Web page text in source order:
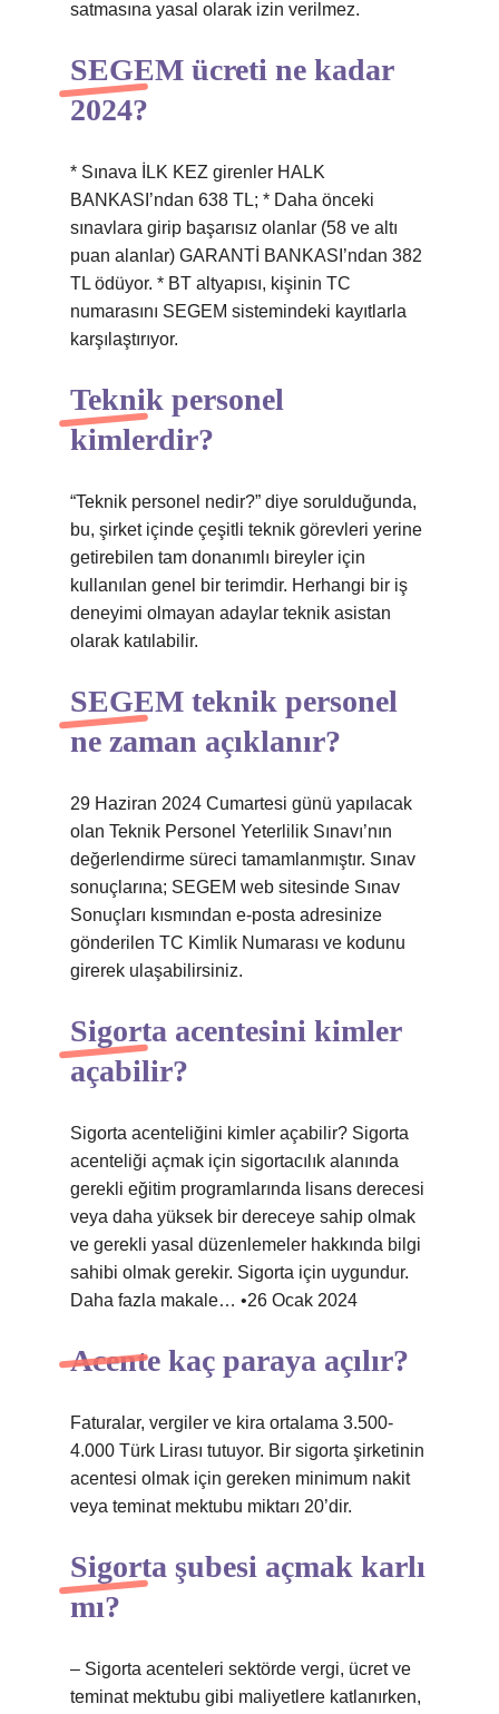
satmasına yasal olarak izin verilmez.
SEGEM ücreti ne kadar
2024?
* Sınava İLK KEZ girenler HALK
BANKASI’ndan 638 TL; * Daha önceki
sınavlara girip başarısız olanlar (58 ve altı
puan alanlar) GARANTİ BANKASI’ndan 382
TL ödüyor. * BT altyapısı, kişinin TC
numarasını SEGEM sistemindeki kayıtlarla
karşılaştırıyor.
Teknik personel
kimlerdir?
“Teknik personel nedir?” diye sorulduğunda,
bu, şirket içinde çeşitli teknik görevleri yerine
getirebilen tam donanımlı bireyler için
kullanılan genel bir terimdir. Herhangi bir iş
deneyimi olmayan adaylar teknik asistan
olarak katılabilir.
SEGEM teknik personel
ne zaman açıklanır?
29 Haziran 2024 Cumartesi günü yapılacak
olan Teknik Personel Yeterlilik Sınavı’nın
değerlendirme süreci tamamlanmıştır. Sınav
sonuçlarına; SEGEM web sitesinde Sınav
Sonuçları kısmından e-posta adresinize
gönderilen TC Kimlik Numarası ve kodunu
girerek ulaşabilirsiniz.
Sigorta acentesini kimler
açabilir?
Sigorta acenteliğini kimler açabilir? Sigorta
acenteliği açmak için sigortacılık alanında
gerekli eğitim programlarında lisans derecesi
veya daha yüksek bir dereceye sahip olmak
ve gerekli yasal düzenlemeler hakkında bilgi
sahibi olmak gerekir. Sigorta için uygundur.
Daha fazla makale… •26 Ocak 2024
Acente kaç paraya açılır?
Faturalar, vergiler ve kira ortalama 3.500-
4.000 Türk Lirası tutuyor. Bir sigorta şirketinin
acentesi olmak için gereken minimum nakit
veya teminat mektubu miktarı 20’dir.
Sigorta şubesi açmak karlı
mı?
– Sigorta acenteleri sektörde vergi, ücret ve
teminat mektubu gibi maliyetlere katlanırken,